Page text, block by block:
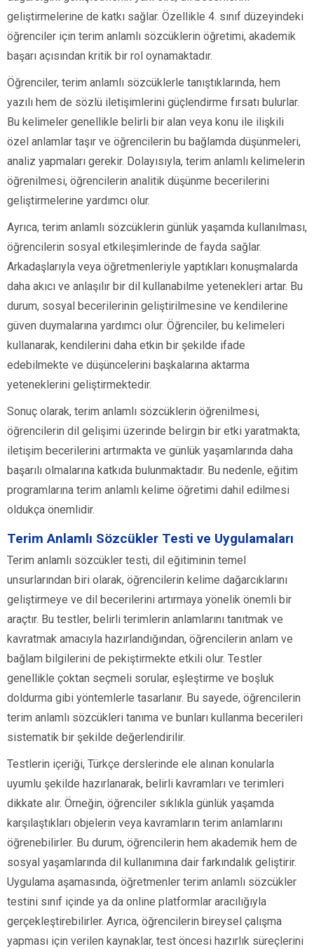
geliştirmelerine de katkı sağlar. Özellikle 4. sınıf düzeyindeki
öğrenciler için terim anlamlı sözcüklerin öğretimi, akademik
başarı açısından kritik bir rol oynamaktadır.
Öğrenciler, terim anlamlı sözcüklerle tanıştıklarında, hem
yazılı hem de sözlü iletişimlerini güçlendirme fırsatı bulurlar.
Bu kelimeler genellikle belirli bir alan veya konu ile ilişkili
özel anlamlar taşır ve öğrencilerin bu bağlamda düşünmeleri,
analiz yapmaları gerekir. Dolayısıyla, terim anlamlı kelimelerin
öğrenilmesi, öğrencilerin analitik düşünme becerilerini
geliştirmelerine yardımcı olur.
Ayrıca, terim anlamlı sözcüklerin günlük yaşamda kullanılması,
öğrencilerin sosyal etkileşimlerinde de fayda sağlar.
Arkadaşlarıyla veya öğretmenleriyle yaptıkları konuşmalarda
daha akıcı ve anlaşılır bir dil kullanabilme yetenekleri artar. Bu
durum, sosyal becerilerinin geliştirilmesine ve kendilerine
güven duymalarına yardımcı olur. Öğrenciler, bu kelimeleri
kullanarak, kendilerini daha etkin bir şekilde ifade
edebilmekte ve düşüncelerini başkalarına aktarma
yeteneklerini geliştirmektedir.
Sonuç olarak, terim anlamlı sözcüklerin öğrenilmesi,
öğrencilerin dil gelişimi üzerinde belirgin bir etki yaratmakta;
iletişim becerilerini artırmakta ve günlük yaşamlarında daha
başarılı olmalarına katkıda bulunmaktadır. Bu nedenle, eğitim
programlarına terim anlamlı kelime öğretimi dahil edilmesi
oldukça önemlidir.
Terim Anlamlı Sözcükler Testi ve Uygulamaları
Terim anlamlı sözcükler testi, dil eğitiminin temel
unsurlarından biri olarak, öğrencilerin kelime dağarcıklarını
geliştirmeye ve dil becerilerini artırmaya yönelik önemli bir
araçtır. Bu testler, belirli terimlerin anlamlarını tanıtmak ve
kavratmak amacıyla hazırlandığından, öğrencilerin anlam ve
bağlam bilgilerini de pekiştirmekte etkili olur. Testler
genellikle çoktan seçmeli sorular, eşleştirme ve boşluk
doldurma gibi yöntemlerle tasarlanır. Bu sayede, öğrencilerin
terim anlamlı sözcükleri tanıma ve bunları kullanma becerileri
sistematik bir şekilde değerlendirilir.
Testlerin içeriği, Türkçe derslerinde ele alınan konularla
uyumlu şekilde hazırlanarak, belirli kavramları ve terimleri
dikkate alır. Örneğin, öğrenciler sıklıkla günlük yaşamda
karşılaştıkları objelerin veya kavramların terim anlamlarını
öğrenebilirler. Bu durum, öğrencilerin hem akademik hem de
sosyal yaşamlarında dil kullanımına dair farkındalık geliştirir.
Uygulama aşamasında, öğretmenler terim anlamlı sözcükler
testini sınıf içinde ya da online platformlar aracılığıyla
gerçekleştirebilirler. Ayrıca, öğrencilerin bireysel çalışma
yapması için verilen kaynaklar, test öncesi hazırlık süreçlerini